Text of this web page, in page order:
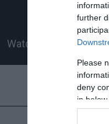
further
Please
deny
in